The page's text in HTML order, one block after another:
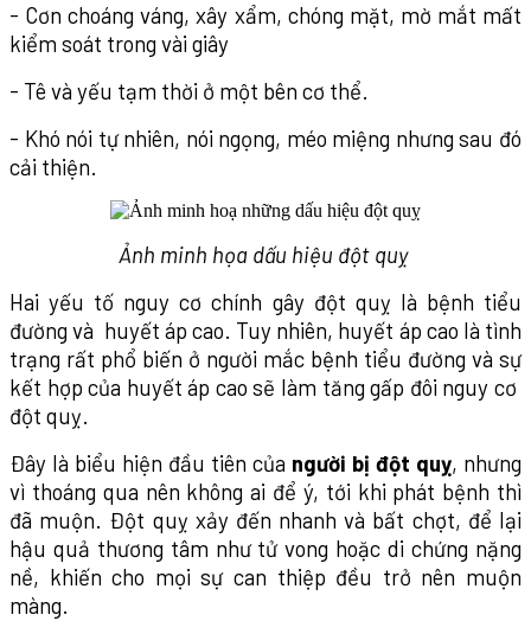
- Cơn choáng váng, xây xẩm, chóng mặt, mờ mắt mất
kiểm soát trong vài giây
- Tê và yếu tạm thời ở một bên cơ thể.
- Khó nói tự nhiên, nói ngọng, méo miệng nhưng sau đó
cải thiện.
Ảnh minh họa dấu hiệu đột quỵ
Hai yếu tố nguy cơ chính gây đột quỵ là bệnh tiểu
đường và huyết áp cao. Tuy nhiên, huyết áp cao là tình
trạng rất phổ biến ở người mắc bệnh tiểu đường và sự
kết hợp của huyết áp cao sẽ làm tăng gấp đôi nguy cơ
đột quỵ.
Đây là biểu hiện đầu tiên của người bị đột quỵ, nhưng
vì thoáng qua nên không ai để ý, tới khi phát bệnh thì
đã muộn. Đột quỵ xảy đến nhanh và bất chợt, để lại
hậu quả thương tâm như tử vong hoặc di chứng nặng
nề, khiến cho mọi sự can thiệp đều trở nên muộn
màng.